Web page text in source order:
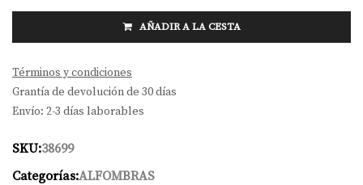
AÑADIR A LA CESTA
Términos y condiciones
Grantía de devolución de 30 días
Envío: 2-3 días laborables
SKU:38699
Categorías:ALFOMBRAS